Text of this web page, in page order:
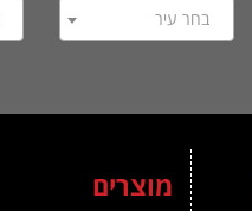
בחר עיר
מוצרים